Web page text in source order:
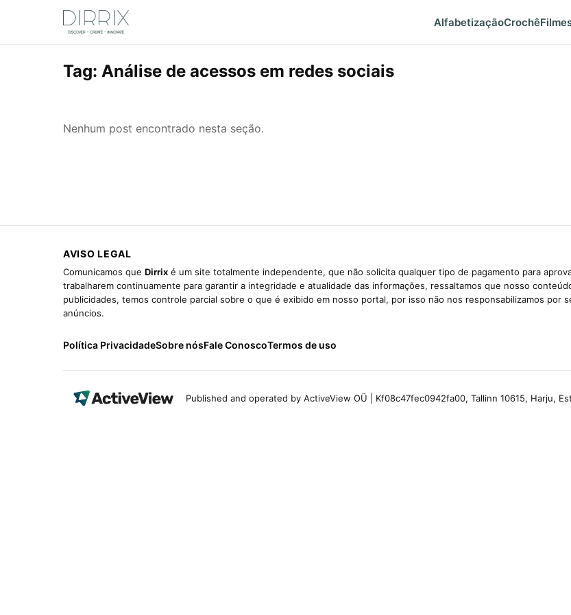
AlfabetizaçãoCrochê
Tag: Análise de acessos em redes sociais
Nenhum post encontrado nesta seção.
AVISO LEGAL
Comunicamos que Dirrix é um site totalmente independente, que não solicita qualquer tipo de pagamento para
trabalharem continuamente para garantir a integridade e atualidade das informações, ressaltamos que nosso
publicidades, temos controle parcial sobre o que é exibido em nosso portal, por isso não nos responsabilizamos
anúncios.
Política PrivacidadeSobre nósFale ConoscoTermos de uso
Published and operated by ActiveView OÜ | Kf08c47fec0942fa00, Tallinn 10615, Harju,